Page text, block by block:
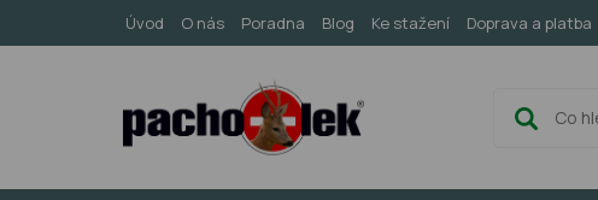
Úvod O nás Poradna Blog Ke stažení Doprava a platba